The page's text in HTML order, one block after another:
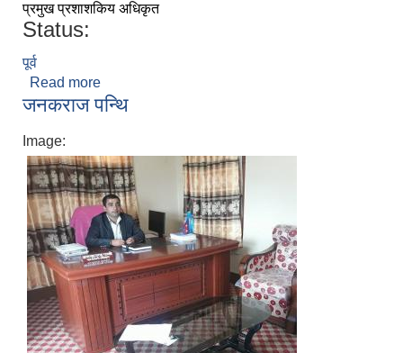
प्रमुख प्रशाशकिय अधिकृत
Status:
पूर्व
Read more
जनकराज पन्थि
Image: